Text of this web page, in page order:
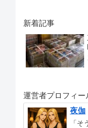
新着記事
運営者プロフィー
夜伽
「そ